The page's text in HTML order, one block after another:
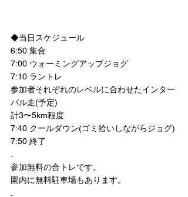
◆当日スケジュール
6:50 集合
7:00 ウォーミングアップジョグ
7:10 ラントレ
参加者それぞれのレベルに合わせたインター
バル走(予定)
計3〜5km程度
7:40 クールダウン(ゴミ拾いしながらジョグ)
7:50 終了
参加無料の合トレです。
園内に無料駐車場もあります。